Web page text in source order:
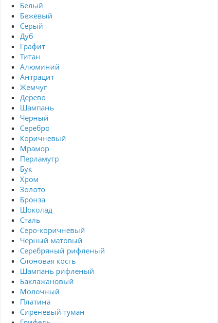
Белый
Бежевый
Серый
Дуб
Графит
Титан
Алюминий
Антрацит
Жемчуг
Дерево
Шампань
Черный
Серебро
Коричневый
Мрамор
Перламутр
Бук
Хром
Золото
Бронза
Шоколад
Сталь
Серо-коричневый
Черный матовый
Серебряный рифленый
Слоновая кость
Шампань рифленый
Баклажановый
Молочный
Платина
Сиреневый туман